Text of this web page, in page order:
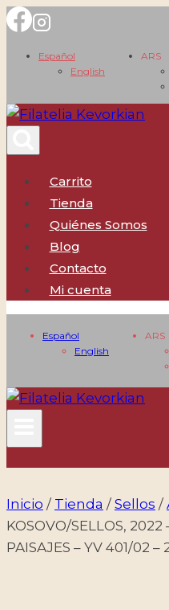
Saltar
contenido
Español
English
ARS
Carrito
Tienda
Quiénes Somos
Blog
Contacto
Mi cuenta
Español
English
ARS
Inicio / Tienda / Sellos /
KOSOVO/SELLOS,
PAISAJES – YV 401/02 –